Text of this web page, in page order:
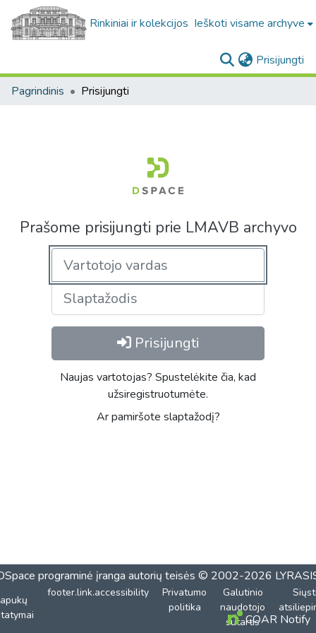
Rinkiniai ir kolekcijos Ieškoti visame archyve
Prisijungti
Pagrindinis Prisijungti
Prašome prisijungti prie LMAVB archyvo
Prisijungti
Naujas vartotojas? Spustelėkite čia, kad
užsiregistruotumėte.
Ar pamiršote slaptažodį?
programinė įranga autorių teisės © 2002-2026
footer.link.accessibility
Privatumo
politika
Galutinio
naudotojo
sutartisCOAR Notify